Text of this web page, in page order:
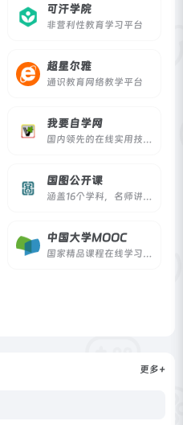
可汗学院
非营利性教育学习平台
超星尔雅
通识教育网络教学平台
我要自学网
国内领先的在线实用技能视频学习平台
国图公开课
涵盖16个学科，名师讲解，值得学习
中国大学MOOC
国家精品课程在线学习平台
更多+